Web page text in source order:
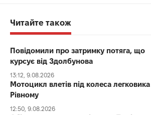
Читайте також
Повідомили про затримку потяга, що
курсує від Здолбунова
13:12, 9.08.2026
Мотоцикл влетів під колеса
Рівному
12:50, 9.08.2026